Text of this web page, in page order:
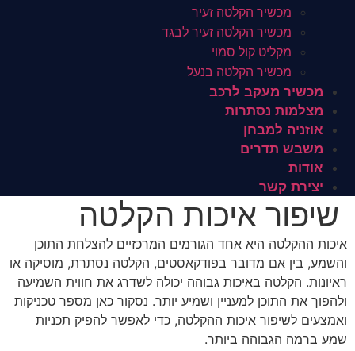
מכשיר הקלטה זעיר
מכשיר הקלטה זעיר לבגד
מקליט קול סמוי
מכשיר הקלטה בנעל
מכשיר מעקב לרכב
מצלמות נסתרות
אוזניה למבחן
משבש תדרים
אודות
יצירת קשר
שיפור איכות הקלטה
איכות ההקלטה היא אחד הגורמים המרכזיים להצלחת התוכן
והשמע, בין אם מדובר בפודקאסטים, הקלטה נסתרת, מוסיקה או
ראיונות. הקלטה באיכות גבוהה יכולה לשדרג את חווית השמיעה
ולהפוך את התוכן למעניין ושמיע יותר. נסקור כאן מספר טכניקות
ואמצעים לשיפור איכות ההקלטה, כדי לאפשר להפיק תכניות
שמע ברמה הגבוהה ביותר.